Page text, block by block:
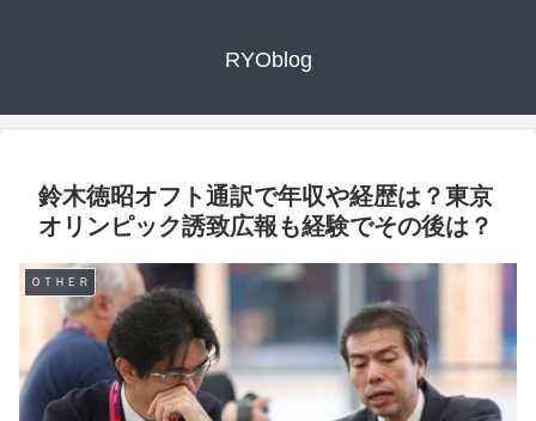
RYOblog
鈴木徳昭オフト通訳で年収や経歴は？東京
オリンピック誘致広報も経験でその後は？
ＯＴＨＥＲ